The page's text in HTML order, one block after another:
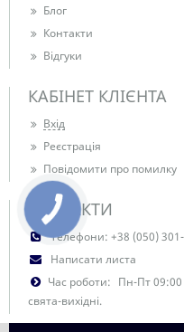
Блог
Контакти
Відгуки
КАБІНЕТ КЛІЄНТА
Вхід
Реєстрація
Повідомити про помилку
КОНТАКТИ
Телефони: +38 (050)
Написати листа
Час роботи: Пн-Пт 09:00
свята-вихідні.